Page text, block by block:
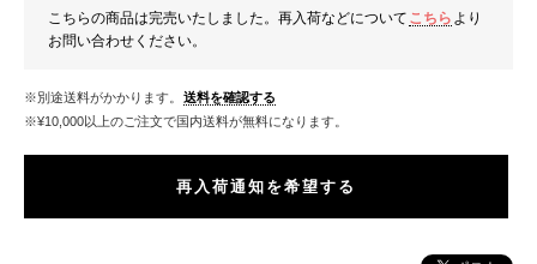
こちらの商品は完売いたしました。再入荷などについて こちら より
お問い合わせください。
※別途送料がかかります。 送料を確認する
※¥10,000以上のご注文で国内送料が無料になります。
再入荷通知を希望する